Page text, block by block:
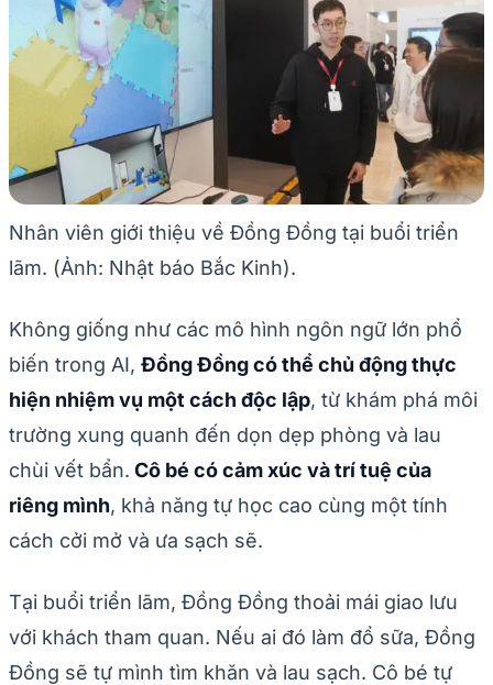
Nhân viên giới thiệu về Đồng Đồng tại buổi triển
lãm. (Ảnh: Nhật báo Bắc Kinh).
Không giống như các mô hình ngôn ngữ lớn phổ
biến trong AI, Đồng Đồng có thể chủ động thực
hiện nhiệm vụ một cách độc lập, từ khám phá môi
trường xung quanh đến dọn dẹp phòng và lau
chùi vết bẩn. Cô bé có cảm xúc và trí tuệ của
riêng mình, khả năng tự học cao cùng một tính
cách cởi mở và ưa sạch sẽ.
Tại buổi triển lãm, Đồng Đồng thoải mái giao lưu
với khách tham quan. Nếu ai đó làm đổ sữa, Đồng
Đồng sẽ tự mình tìm khăn và lau sạch. Cô bé tự